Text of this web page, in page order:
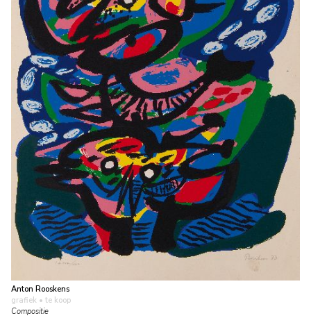
Anton Rooskens
grafiek • te koop
Compositie